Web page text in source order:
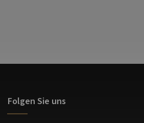
Folgen Sie uns